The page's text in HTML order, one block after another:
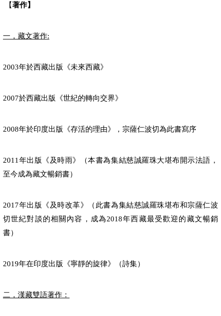
【著作】
一，藏文著作:
2003年於西藏出版《未來西藏》
2007於西藏出版《世紀的轉向交界》
2008年於印度出版《存活的理由》，宗薩仁波切為此書寫序
2011 年出版《及時雨》（本書為集結慈誠羅珠大堪布開示法語，
至今成為藏文暢銷書）
2017年出版《及時改革》（此書為集結慈誠羅珠堪布和宗薩仁波
切世紀對談的相關內容，成為2018年西藏最受歡迎的藏文暢銷
書）
2019年在印度出版《寧靜的旋律》（詩集）
二，漢藏雙語著作：